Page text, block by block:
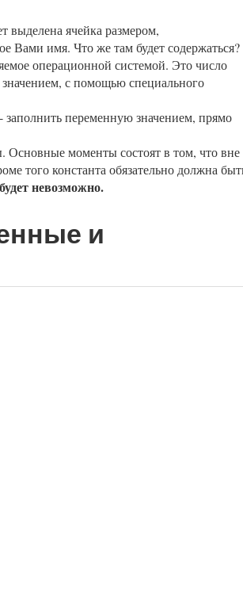
выделена ячейка размером,
Вами имя. Что же там будет
операционной системой. Это число
с помощью специального
заполнить переменную значением, прямо
Основные моменты состоят в том, что вне
того константа обязательно должна
невозможно.
и